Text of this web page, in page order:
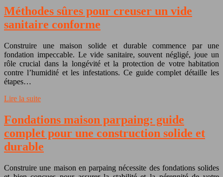
Méthodes sûres pour creuser un vide
sanitaire conforme
Construire une maison solide et durable commence par une
fondation impeccable. Le vide sanitaire, souvent négligé, joue un
rôle crucial dans la longévité et la protection de votre habitation
contre l’humidité et les infestations. Ce guide complet détaille les
étapes…
Lire la suite
Fondations maison parpaing: guide
complet pour une construction solide et
durable
Construire une maison en parpaing nécessite des fondations solides